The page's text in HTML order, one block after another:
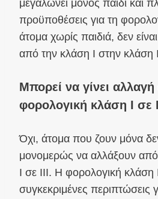
μεγαλώνει μόνος παιδί και
προϋποθέσεις για τη
άτομα χωρίς παιδιά, δεν
από την κλάση I στην κλάση
Μπορεί να γίνει
φορολογική κλάση I σε
Όχι, άτομα που ζουν μόνα
μονομερώς να αλλάξουν
I σε III. Η φορολογική κλάση
συγκεκριμένες περιπτώσεις